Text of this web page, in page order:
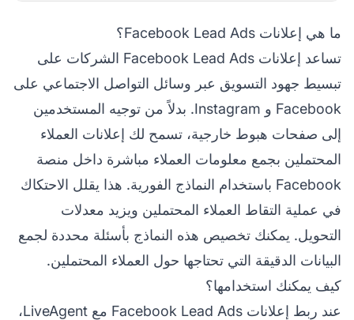
ما هي إعلانات Facebook Lead Ads؟
تساعد إعلانات Facebook Lead Ads الشركات على
تبسيط جهود التسويق عبر وسائل التواصل الاجتماعي على
Facebook و Instagram. بدلاً من توجيه المستخدمين
إلى صفحات هبوط خارجية، تسمح لك إعلانات العملاء
المحتملين بجمع معلومات العملاء مباشرة داخل منصة
Facebook باستخدام النماذج الفورية. هذا يقلل الاحتكاك
في عملية التقاط العملاء المحتملين ويزيد معدلات
التحويل. يمكنك تخصيص هذه النماذج بأسئلة محددة لجمع
البيانات الدقيقة التي تحتاجها حول العملاء المحتملين.
كيف يمكنك استخدامها؟
عند ربط إعلانات Facebook Lead Ads مع LiveAgent،